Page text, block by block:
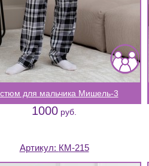
для мальчика Мишель-3
1000 руб.
Артикул: КМ-215